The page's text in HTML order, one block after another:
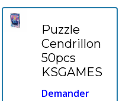
Puzzle
Cendrillon
50pcs
KSGAMES
Demander